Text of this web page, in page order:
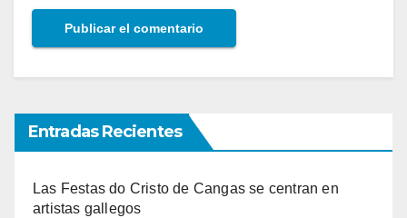
Entradas Recientes
Las Festas do Cristo de Cangas se centran en
artistas gallegos